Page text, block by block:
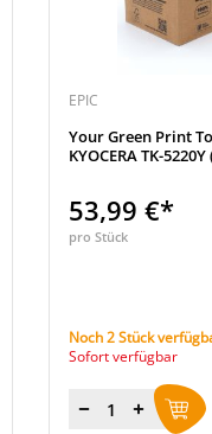
EPIC
Your Green Print
KYOCERA TK-
53,99 €*
pro Stück
Noch 2 Stück
Sofort verfügbar
Menge